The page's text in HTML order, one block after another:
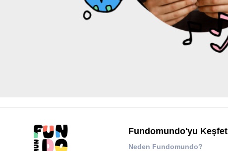
Fundomundo'yu Keşfet
Neden Fundomundo?